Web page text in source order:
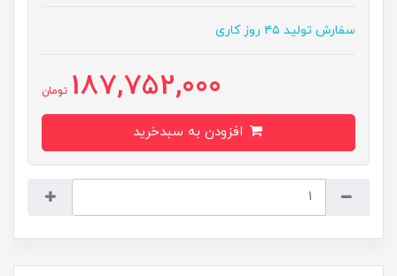
سفارش تولید ۴۵ روز کاری
187,752,000 تومان